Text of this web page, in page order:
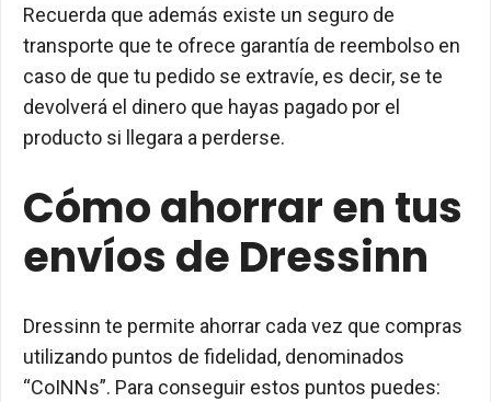
Recuerda que además existe un seguro de
transporte que te ofrece garantía de reembolso en
caso de que tu pedido se extravíe, es decir, se te
devolverá el dinero que hayas pagado por el
producto si llegara a perderse.
Cómo ahorrar en tus
envíos de Dressinn
Dressinn te permite ahorrar cada vez que compras
utilizando puntos de fidelidad, denominados
“CoINNs”. Para conseguir estos puntos puedes: